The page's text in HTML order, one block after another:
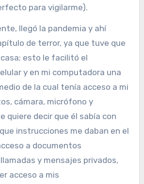
para vigilarme).
llegó la pandemia y ahí
de terror, ya que tuve que
esto le facilitó el
y en mi computadora una
de la cual tenía acceso a mi
cámara, micrófono y
quiere decir que él sabía con
instrucciones me daban en el
a documentos
y mensajes privados,
acceso a mis